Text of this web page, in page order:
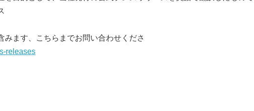
みます、こちらまでお問い合わせくださ
releases